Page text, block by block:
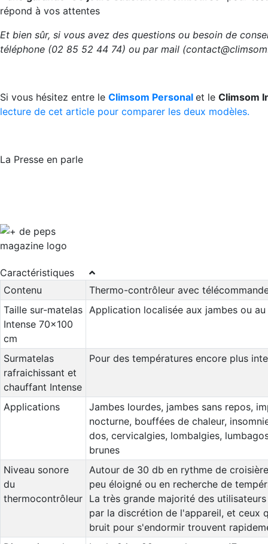
répond à vos attentes
Et bien sûr, si vous avez des questions ou besoin de
téléphone (02 85 52 44 74) ou par mail
Si vous hésitez entre le Climsom Personal et le Climsom
lecture de cet article pour comparer les deux modèles.
La Presse en parle
Caractéristiques
Contenu
Thermo-contrôleur avec
Taille sur-matelas
Intense 70x100
cm
Application localisée aux jambes ou
Surmatelas
rafraichissant et
chauffant Intense
Pour des températures encore plus
Applications
Jambes lourdes, jambes sans repos,
nocturne, bouffées de chaleur,
dos, cervicalgies, lombalgies,
brunes
Niveau sonore
du
thermocontrôleur
Autour de 30 db en rythme de
peu éloigné ou en recherche de
La très grande majorité des
par la discrétion de l'appareil, et ceux
bruit pour s'endormir trouvent